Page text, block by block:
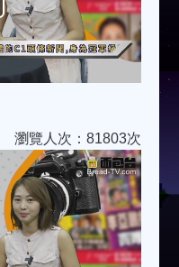
瀏覽人次：81803次